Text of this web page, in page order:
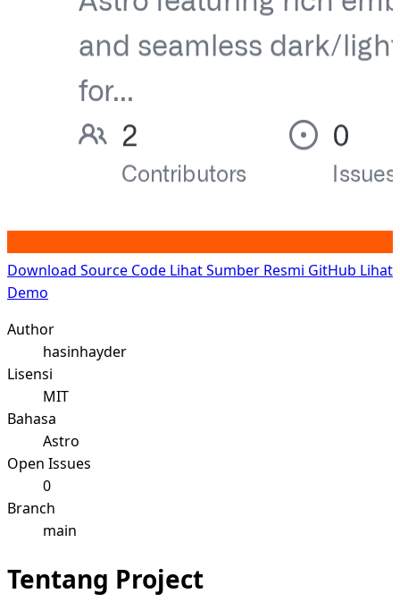
Download Source Code Lihat Sumber Resmi GitHub Lihat
Demo
Author
hasinhayder
Lisensi
MIT
Bahasa
Astro
Open Issues
0
Branch
main
Tentang Project